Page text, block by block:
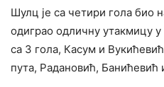
Шулц је са четири гола био
одиграо одличну утакмицу
са 3 гола, Касум и
пута, Радановић, Банићевић